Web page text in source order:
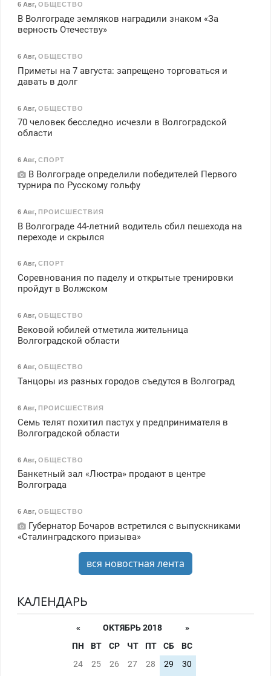
6 Авг, ОБЩЕСТВО
В Волгограде земляков наградили знаком «За
верность Отечеству»
6 Авг, ОБЩЕСТВО
Приметы на 7 августа: запрещено торговаться и
давать в долг
6 Авг, ОБЩЕСТВО
70 человек бесследно исчезли в Волгоградской
области
6 Авг, СПОРТ
В Волгограде определили победителей Первого
турнира по Русскому гольфу
6 Авг, ПРОИСШЕСТВИЯ
В Волгограде 44-летний водитель сбил пешехода на
переходе и скрылся
6 Авг, СПОРТ
Соревнования по паделу и открытые тренировки
пройдут в Волжском
6 Авг, ОБЩЕСТВО
Вековой юбилей отметила жительница
Волгоградской области
6 Авг, ОБЩЕСТВО
Танцоры из разных городов съедутся в Волгоград
6 Авг, ПРОИСШЕСТВИЯ
Семь телят похитил пастух у предпринимателя в
Волгоградской области
6 Авг, ОБЩЕСТВО
Банкетный зал «Люстра» продают в центре
Волгограда
6 Авг, ОБЩЕСТВО
Губернатор Бочаров встретился с выпускниками
«Сталинградского призыва»
вся новостная лента
КАЛЕНДАРЬ
« ОКТЯБРЬ 2018
»
ПН
ВТ СР ЧТ ПТ СБ
ВС
24
25 26 27 28 29 30